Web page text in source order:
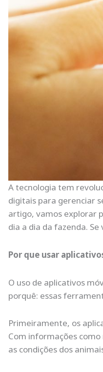
A tecnologia tem
digitais para gerenciar
artigo, vamos explorar
dia a dia da fazenda.
Por que usar
O uso de aplicativos
porquê: essas
Primeiramente, os
Com informações
as condições dos